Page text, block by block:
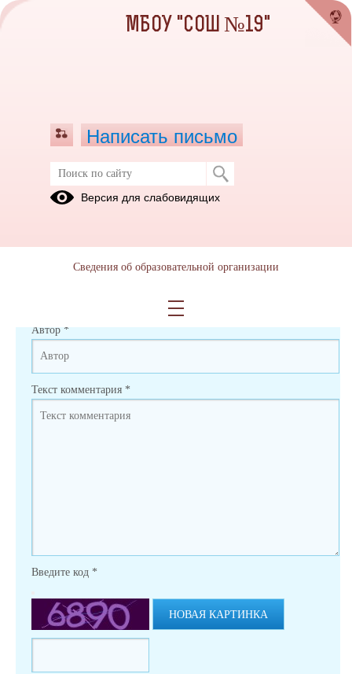
Дистанционное обучение
Новый комментарий
Автор*
Текст комментария *
Введите код *
НОВАЯ КАРТИНКА
МБОУ "СОШ №19"
Написать письмо
Версия для слабовидящих
Сведения об образовательной организации